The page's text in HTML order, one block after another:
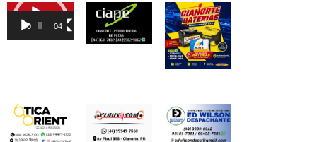
Tocador
vídeo
00:00 04:46